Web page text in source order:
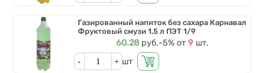
Газированный напиток без сахара Карнавал
Фруктовый смузи 1,5 л ПЭТ 1/9
Цена
60.28 руб.Скидки от количества
-5%от 9 шт.
Кол-во
шт